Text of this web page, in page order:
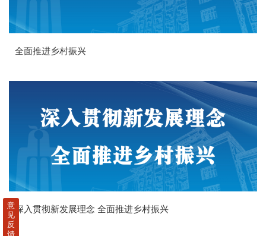
全面推进乡村振兴
深入贯彻新发展理念 全面推进乡村振兴
意
见
反
馈